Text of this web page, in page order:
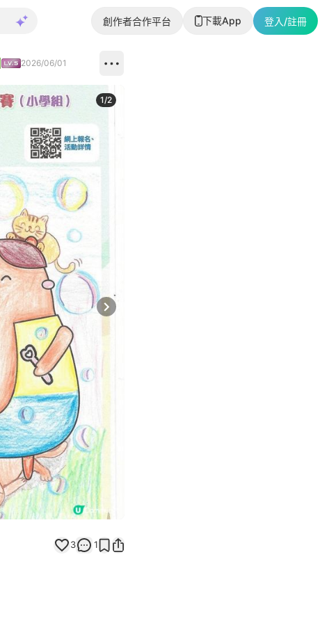
創作者合作平台 下載App 登入/註冊
2026/06/01
Next slide
1/2
3 1